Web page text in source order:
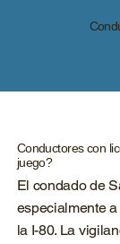
Conductores con
juego?
El condado de
especialmente
la I-80. La